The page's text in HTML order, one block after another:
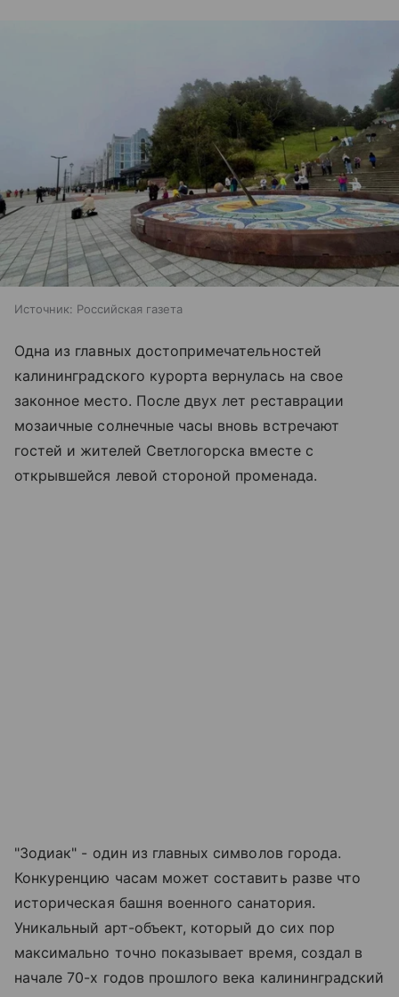
Источник: Российская газета
Одна из главных достопримечательностей
калининградского курорта вернулась на свое
законное место. После двух лет реставрации
мозаичные солнечные часы вновь встречают
гостей и жителей Светлогорска вместе с
открывшейся левой стороной променада.
"Зодиак" - один из главных символов города.
Конкуренцию часам может составить разве что
историческая башня военного санатория.
Уникальный арт-объект, который до сих пор
максимально точно показывает время, создал в
начале 70-х годов прошлого века калининградский